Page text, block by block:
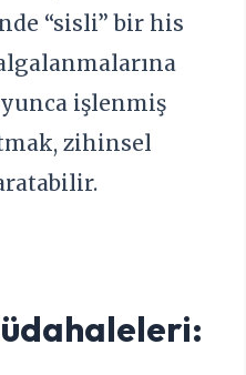
“sisli” bir his
işlenmiş
zihinsel